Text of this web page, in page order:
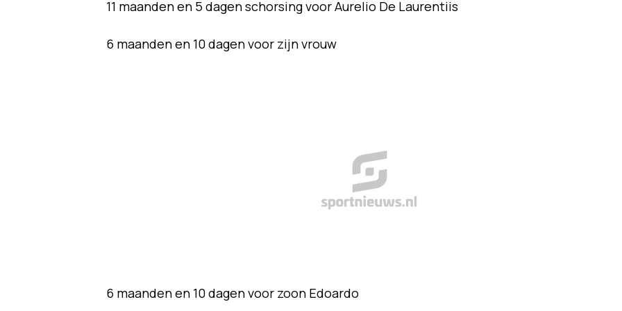
11 maanden en 5 dagen schorsing voor Aurelio De Laurentiis
6 maanden en 10 dagen voor zijn vrouw
6 maanden en 10 dagen voor zoon Edoardo